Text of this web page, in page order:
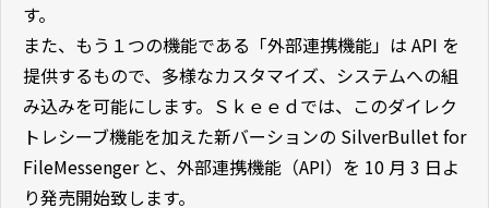
す。
また、もう１つの機能である「外部連携機能」は API を
提供するもので、多様なカスタマイズ、システムへの組
み込みを可能にします。Ｓｋｅｅｄでは、このダイレク
トレシーブ機能を加えた新バーションの SilverBullet for
FileMessenger と、外部連携機能（API）を 10 月 3 日よ
り発売開始致します。